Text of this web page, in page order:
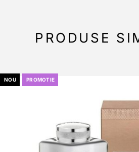
PRODUSE
NOU PROMOTIE